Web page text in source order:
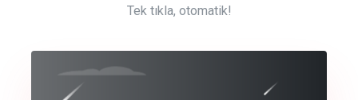
Tek tıkla, otomatik!